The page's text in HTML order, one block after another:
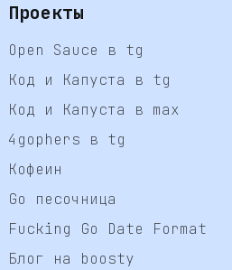
Проекты
Open Sauce в tg
Код и Капуста в tg
Код и Капуста в max
4gophers в tg
Кофеин
Go песочница
Fucking Go Date Format
Блог на boosty